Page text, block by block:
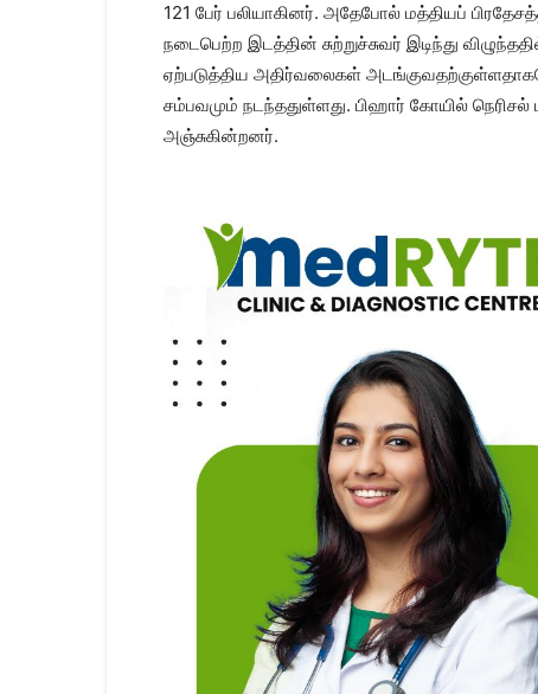
121 பேர் பலியாகினர். அதேபோல் மத்தியப்
நடைபெற்ற இடத்தின் சுற்றுச்சுவர் இடிந்து
ஏற்படுத்திய அதிர்வலைகள்
சம்பவமும் நடந்ததுள்ளது. பிஹார் கோயில்
அஞ்சுகின்றனர்.